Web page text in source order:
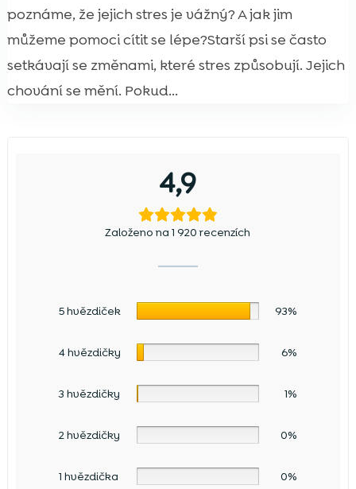
poznáme, že jejich stres je vážný? A jak jim
můžeme pomoci cítit se lépe?Starší psi se často
setkávají se změnami, které stres způsobují. Jejich
chování se mění. Pokud...
4,9
Založeno na 1 920 recenzích
5 hvězdiček 93%
4 hvězdičky 6%
3 hvězdičky 1%
2 hvězdičky 0%
1 hvězdička 0%